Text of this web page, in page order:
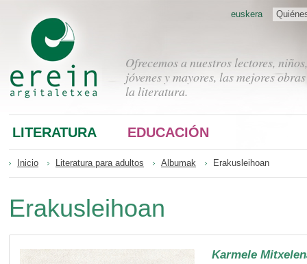
Ofrecemos a nuestros lectores, niños,
jóvenes y mayores, las mejores
la literatura.
euskera
LITERATURA EDUCACIÓN
Inicio Literatura para adultos Albumak Erakusleihoan
Erakusleihoan
Karmele